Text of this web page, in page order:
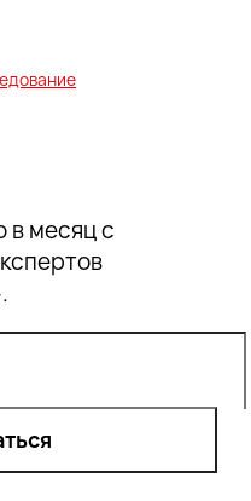
в месяц с